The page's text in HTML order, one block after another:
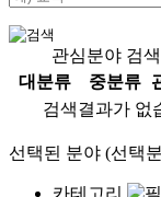
관심분야 검
대분류
중분류
검색결과가 없
선택된 분야 (선택